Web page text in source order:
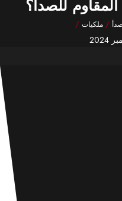
للصدأ؟
/ملكيات /